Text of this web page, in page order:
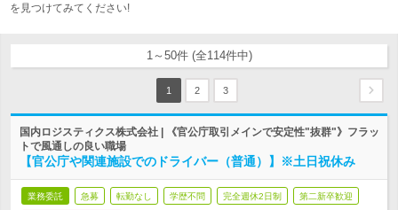
を見つけてみてください!
1～50件 (全114件中)
1 2 3
国内ロジスティクス株式会社 | 《官公庁取引メインで安定性"抜群"》フラッ
トで風通しの良い職場
【官公庁や関連施設でのドライバー（普通）】※土日祝休み
業務委託 急募 転勤なし 学歴不問 完全週休2日制 第二新卒歓迎